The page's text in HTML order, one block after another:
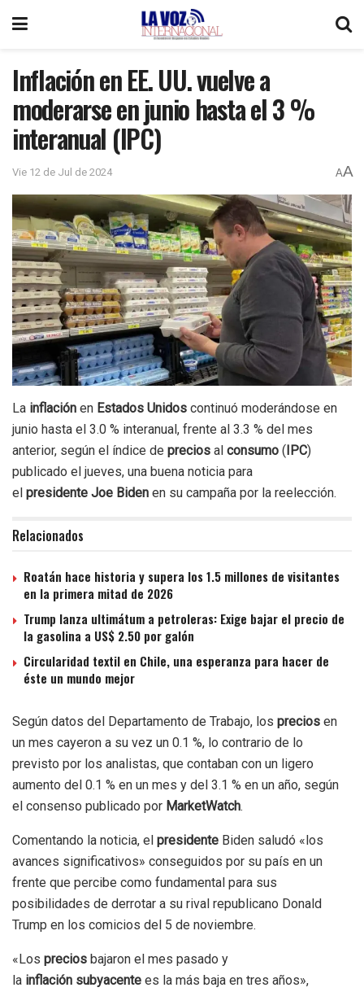
Inflación en EE. UU. vuelve a
moderarse en junio hasta el 3 %
interanual (IPC)
Vie 12 de Jul de 2024 AA
La inflación en Estados Unidos continuó moderándose en
junio hasta el 3.0 % interanual, frente al 3.3 % del mes
anterior, según el índice de precios al consumo (IPC)
publicado el jueves, una buena noticia para
el presidente Joe Biden en su campaña por la reelección.
Relacionados
Roatán hace historia y supera los 1.5 millones de visitantes
en la primera mitad de 2026
Trump lanza ultimátum a petroleras: Exige bajar el precio de
la gasolina a US$ 2.50 por galón
Circularidad textil en Chile, una esperanza para hacer de
éste un mundo mejor
Según datos del Departamento de Trabajo, los precios en
un mes cayeron a su vez un 0.1 %, lo contrario de lo
previsto por los analistas, que contaban con un ligero
aumento del 0.1 % en un mes y del 3.1 % en un año, según
el consenso publicado por MarketWatch.
Comentando la noticia, el presidente Biden saludó «los
avances significativos» conseguidos por su país en un
frente que percibe como fundamental para sus
posibilidades de derrotar a su rival republicano Donald
Trump en los comicios del 5 de noviembre.
«Los precios bajaron el mes pasado y
la inflación subyacente es la más baja en tres años»,